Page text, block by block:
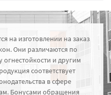
на изготовлении на заказ
Они различаются по
огнестойкости и другим
соответствует
в сфере
Бонусами обращения